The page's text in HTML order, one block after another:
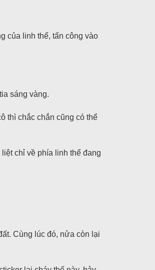
của linh thể, tấn công vào
sáng vàng.
thì chắc chắn cũng có thể
chỉ về phía linh thể đang
Cùng lúc đó, nửa còn lại